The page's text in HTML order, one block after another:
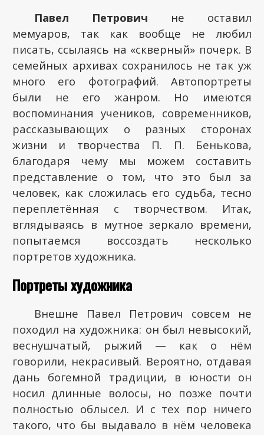
Павел Петрович не оставил
мемуаров, так как вообще не любил
писать, ссылаясь на «скверный» почерк. В
семейных архивах сохранилось не так уж
много его фотографий. Автопортреты
были не его жанром. Но имеются
воспоминания учеников, современников,
рассказывающих о разных сторонах
жизни и творчества П. П. Бенькова,
благодаря чему мы можем составить
представление о том, что это был за
человек, как сложилась его судьба, тесно
переплетённая с творчеством. Итак,
вглядываясь в мутное зеркало времени,
попытаемся воссоздать несколько
портретов художника.
Портреты художника
Внешне Павел Петрович совсем не
походил на художника: он был невысокий,
веснушчатый, рыжий — как о нём
говорили, некрасивый. Вероятно, отдавая
дань богемной традиции, в юности он
носил длинные волосы, но позже почти
полностью облысел. И с тех пор ничего
такого, что бы выдавало в нём человека